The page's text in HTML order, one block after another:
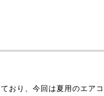
おり、今回は夏用のエア